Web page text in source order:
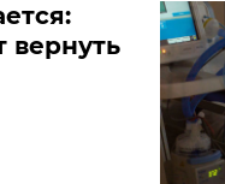
вернуть